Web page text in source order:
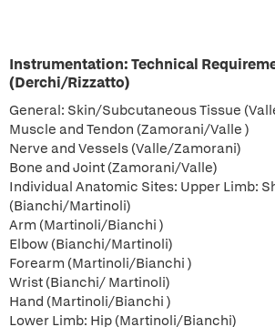
Instrumentation: Technical
(Derchi/Rizzatto)
General: Skin/Subcutaneous Tissue
Muscle and Tendon (Zamorani/Valle )
Nerve and Vessels (Valle/Zamorani)
Bone and Joint (Zamorani/Valle)
Individual Anatomic Sites: Upper Limb:
(Bianchi/Martinoli)
Arm (Martinoli/Bianchi )
Elbow (Bianchi/Martinoli)
Forearm (Martinoli/Bianchi )
Wrist (Bianchi/ Martinoli)
Hand (Martinoli/Bianchi )
Lower Limb: Hip (Martinoli/Bianchi)